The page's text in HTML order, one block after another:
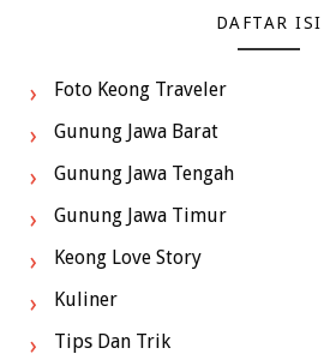
DAFTAR ISI
Foto Keong Traveler
Gunung Jawa Barat
Gunung Jawa Tengah
Gunung Jawa Timur
Keong Love Story
Kuliner
Tips Dan Trik